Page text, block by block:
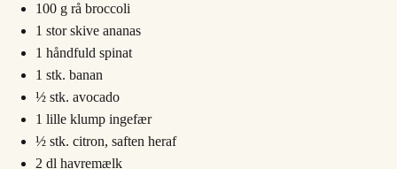
100 g rå broccoli
1 stor skive ananas
1 håndfuld spinat
1 stk. banan
½ stk. avocado
1 lille klump ingefær
½ stk. citron, saften heraf
2 dl havremælk